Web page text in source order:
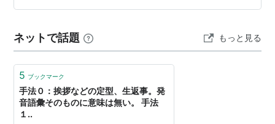
としても書けない。訪問看護の担当…
ネットで話題 もっと見る
5 ブックマーク
手法０：挨拶などの定型、生返事。発
音語彙そのものに意味は無い。 手法
１..